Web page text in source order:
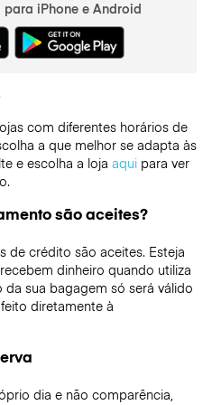
iPhone e Android
com diferentes horários de
a que melhor se adapta às
e escolha a loja aquipara ver
são aceites?
de crédito são aceites. Esteja
dinheiro quando utiliza
sua bagagem só será válido
diretamente à
dia e não comparência,